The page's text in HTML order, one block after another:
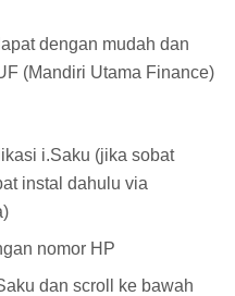
dengan mudah dan
(Mandiri Utama Finance)
i.Saku (jika sobat
instal dahulu via
nomor HP
dan scroll ke bawah